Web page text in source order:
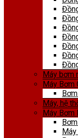
Máy bơm
Máy Bơm
Máy, hệ
Máy Bơm
Máy